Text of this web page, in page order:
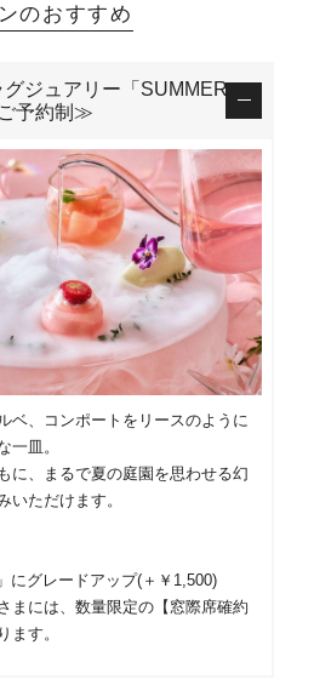
のおすすめ
ジュアリー「SUMMER
予約制≫
ベ、コンポートをリースのように
一皿。
に、まるで夏の庭園を思わせる幻
いただけます。
にグレードアップ(＋￥1,500)
まには、数量限定の【窓際席確約
ます。